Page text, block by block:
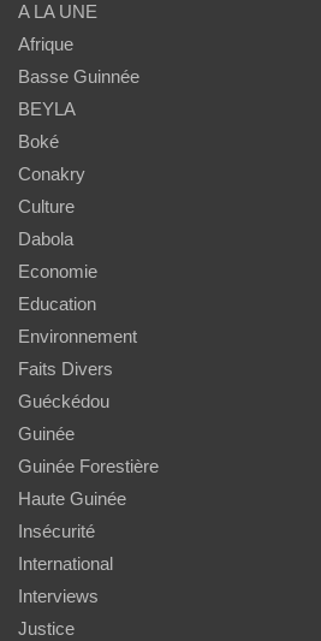
A LA UNE
Afrique
Basse Guinnée
BEYLA
Boké
Conakry
Culture
Dabola
Economie
Education
Environnement
Faits Divers
Guéckédou
Guinée
Guinée Forestière
Haute Guinée
Insécurité
International
Interviews
Justice